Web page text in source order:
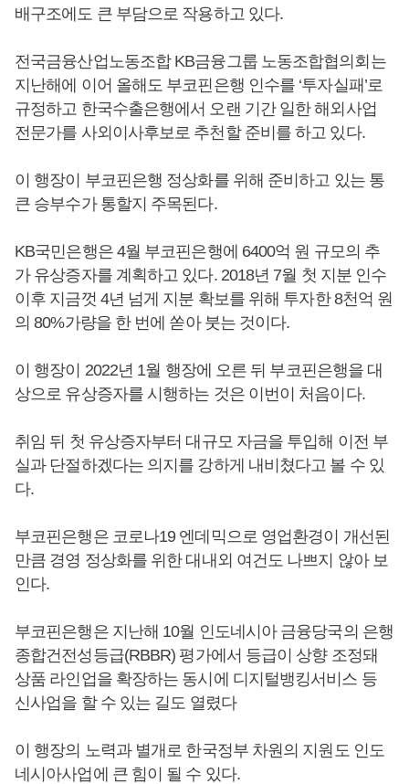
배구조에도 큰 부담으로 작용하고 있다.
전국금융산업노동조합 KB금융그룹 노동조합협의회는
지난해에 이어 올해도 부코핀은행 인수를 ‘투자실패’로
규정하고 한국수출은행에서 오랜 기간 일한 해외사업
전문가를 사외이사후보로 추천할 준비를 하고 있다.
이 행장이 부코핀은행 정상화를 위해 준비하고 있는 통
큰 승부수가 통할지 주목된다.
KB국민은행은 4월 부코핀은행에 6400억 원 규모의 추
가 유상증자를 계획하고 있다. 2018년 7월 첫 지분 인수
이후 지금껏 4년 넘게 지분 확보를 위해 투자한 8천억 원
의 80%가량을 한 번에 쏟아 붓는 것이다.
이 행장이 2022년 1월 행장에 오른 뒤 부코핀은행을 대
상으로 유상증자를 시행하는 것은 이번이 처음이다.
취임 뒤 첫 유상증자부터 대규모 자금을 투입해 이전 부
실과 단절하겠다는 의지를 강하게 내비쳤다고 볼 수 있
다.
부코핀은행은 코로나19 엔데믹으로 영업환경이 개선된
만큼 경영 정상화를 위한 대내외 여건도 나쁘지 않아 보
인다.
부코핀은행은 지난해 10월 인도네시아 금융당국의 은행
종합건전성등급(RBBR) 평가에서 등급이 상향 조정돼
상품 라인업을 확장하는 동시에 디지털뱅킹서비스 등
신사업을 할 수 있는 길도 열렸다
이 행장의 노력과 별개로 한국정부 차원의 지원도 인도
네시아사업에 큰 힘이 될 수 있다.